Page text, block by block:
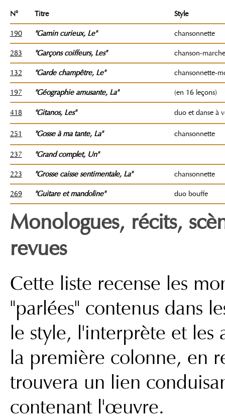
N° Titre Style
190 "Gamin curieux, Le" chansonnette
283 "Garçons coiffeurs, Les" chanson-marche
132 "Garde champêtre, Le" chansonnette-
197 "Géographie amusante, La" (en 16 leçons)
418 "Gitanos, Les" duo et danse à
251 "Gosse à ma tante, La" chansonnette
237 "Grand complet, Un"
223 "Grosse caisse sentimentale, La" chansonnette
269 "Guitare et mandoline" duo bouffe
Monologues, récits,
revues
Cette liste recense les
"parlées" contenus dans
le style, l'interprète et les
la première colonne, en
trouvera un lien
contenant l'œuvre.